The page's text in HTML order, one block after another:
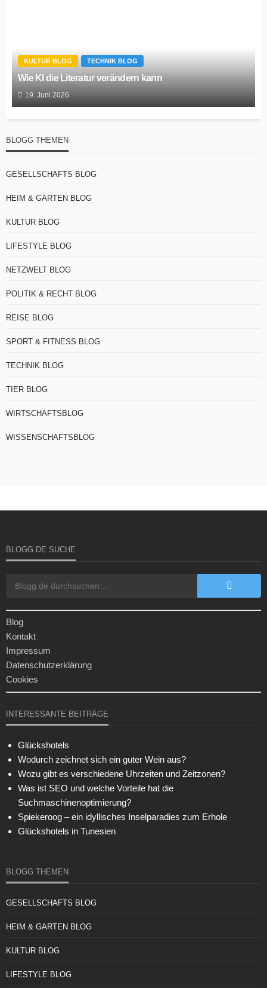
KULTUR BLOG TECHNIK BLOG
Wie KI die Literatur verändern kann
19. Juni 2026
BLOGG THEMEN
GESELLSCHAFTS BLOG
HEIM & GARTEN BLOG
KULTUR BLOG
LIFESTYLE BLOG
NETZWELT BLOG
POLITIK & RECHT BLOG
REISE BLOG
SPORT & FITNESS BLOG
TECHNIK BLOG
TIER BLOG
WIRTSCHAFTSBLOG
WISSENSCHAFTSBLOG
BLOGG.DE SUCHE
Blog
Kontakt
Impressum
Datenschutzerklärung
Cookies
INTERESSANTE BEITRÄGE
Glückshotels
Wodurch zeichnet sich ein guter Wein aus?
Wozu gibt es verschiedene Uhrzeiten und Zeitzonen?
Was ist SEO und welche Vorteile hat die
Suchmaschinenoptimierung?
Spiekeroog – ein idyllisches Inselparadies zum Erhole
Glückshotels in Tunesien
BLOGG THEMEN
GESELLSCHAFTS BLOG
HEIM & GARTEN BLOG
KULTUR BLOG
LIFESTYLE BLOG